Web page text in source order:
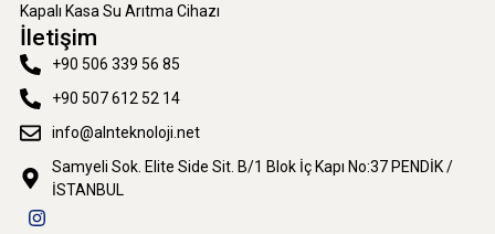
Kapalı Kasa Su Arıtma Cihazı
İletişim
+90 506 339 56 85
+90 507 612 52 14
info@alnteknoloji.net
Samyeli Sok. Elite Side Sit. B/1 Blok İç Kapı No:37 PENDİK /
İSTANBUL